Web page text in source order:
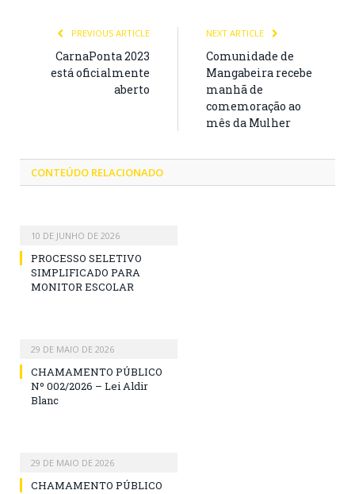
PREVIOUS ARTICLE
CarnaPonta 2023
está oficialmente
aberto
NEXT ARTICLE
Comunidade de
Mangabeira recebe
manhã de
comemoração ao
mês da Mulher
CONTEÚDO RELACIONADO
10 DE JUNHO DE 2026
PROCESSO SELETIVO
SIMPLIFICADO PARA
MONITOR ESCOLAR
29 DE MAIO DE 2026
CHAMAMENTO PÚBLICO
Nº 002/2026 – Lei Aldir
Blanc
29 DE MAIO DE 2026
CHAMAMENTO PÚBLICO